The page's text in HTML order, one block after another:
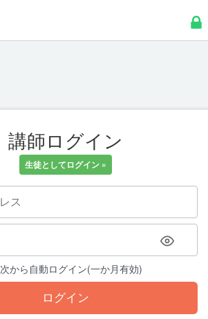
講師ログイン
生徒としてログイン »
次から自動ログイン(一か月有効)